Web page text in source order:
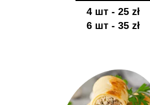
4 шт - 25 zł
6 шт - 35 zł